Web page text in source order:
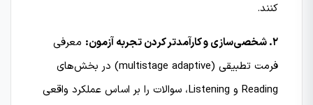
کنند.
۲. شخصی‌سازی و کارآمدتر کردن تجربه آزمون:
معرفی
فرمت تطبیقی (multistage adaptive) در بخش‌های
Reading و Listening، سوالات را بر اساس عملکرد واقعی